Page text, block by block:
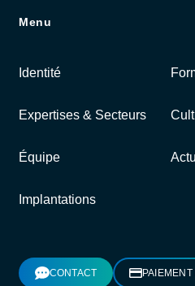
Menu
Identité
Expertises & Secteurs
Équipe
Implantations
CONTACT